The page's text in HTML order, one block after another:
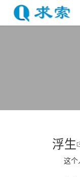
浮
这个